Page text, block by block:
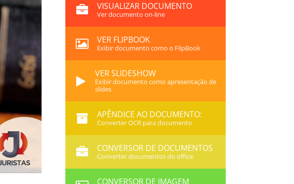
VISUALIZAR DOCUMENTO
Ver documento on-line
VER FLIPBOOK
Exibir documento como o FlipBook
VER SLIDESHOW
Exibir documento como apresentação de
slides
APÊNDICE AO DOCUMENTO:
Converter OCR para documento
CONVERSOR DE DOCUMENTOS
Converter documentos do office
CONVERSOR DE IMAGEM